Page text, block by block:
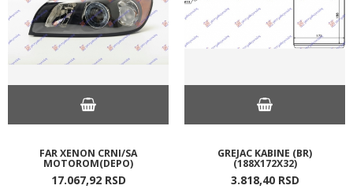
FAR XENON CRNI/SA
MOTOROM(DEPO)
17.067,92 RSD
GREJAC KABINE (BR)
(188X172X32)
3.818,40 RSD